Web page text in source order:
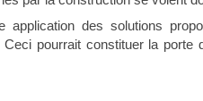
des solutions
Ceci pourrait constituer la porte